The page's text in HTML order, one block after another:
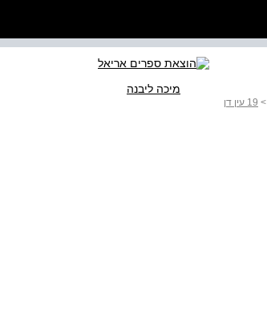
>
19 עין דן
מיכה ליבנה